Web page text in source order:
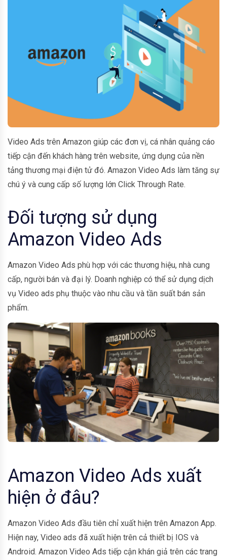
Video Ads trên Amazon giúp các đơn vị, cá nhân quảng cáo
tiếp cận đến khách hàng trên website, ứng dụng của nền
tảng thương mại điện tử đó. Amazon Video Ads làm tăng sự
chú ý và cung cấp số lượng lớn Click Through Rate.
Đối tượng sử dụng
Amazon Video Ads
Amazon Video Ads phù hợp với các thương hiệu, nhà cung
cấp, người bán và đại lý. Doanh nghiệp có thể sử dụng dịch
vụ Video ads phụ thuộc vào nhu cầu và tần suất bán sản
phẩm.
Amazon Video Ads xuất
hiện ở đâu?
Amazon Video Ads đầu tiên chỉ xuất hiện trên Amazon App.
Hiện nay, Video ads đã xuất hiện trên cả thiết bị IOS và
Android. Amazon Video Ads tiếp cận khán giả trên các trang